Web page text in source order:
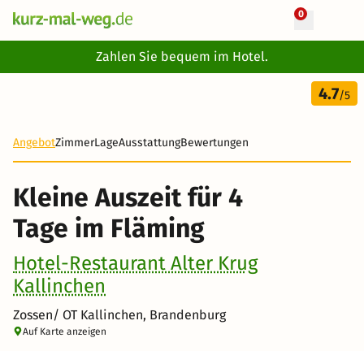
0
Zahlen Sie bequem im Hotel.
4 Tage
209 €
4.7/5
AngebotZimmerLageAusstattungBewertungen
Kleine Auszeit für 4
Tage im Fläming
Hotel-Restaurant Alter Krug
Kallinchen
Zossen/ OT Kallinchen, Brandenburg
Auf Karte anzeigen